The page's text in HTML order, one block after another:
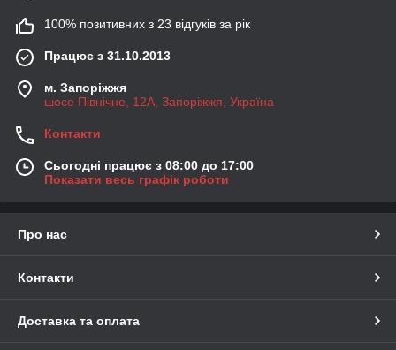
100% позитивних з 23 відгуків за рік
Працює з 31.10.2013
м. Запоріжжя
шосе Північне, 12А, Запоріжжя, Україна
Контакти
Сьогодні працює з 08:00 до 17:00
Показати весь графік роботи
Про нас
Контакти
Доставка та оплата